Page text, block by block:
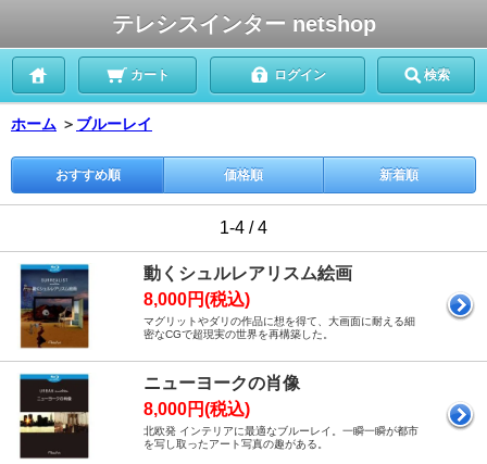
テレシスインター netshop
カート ログイン 検索
ホーム ＞ ブルーレイ
おすすめ順 価格順 新着順
1-4 / 4
動くシュルレアリスム絵画
8,000円(税込)
マグリットやダリの作品に想を得て、大画面に耐える細
密なCGで超現実の世界を再構築した。
ニューヨークの肖像
8,000円(税込)
北欧発 インテリアに最適なブルーレイ。一瞬一瞬が都市
を写し取ったアート写真の趣がある。